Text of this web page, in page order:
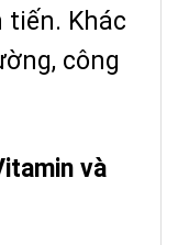
tiến. Khác
công
và